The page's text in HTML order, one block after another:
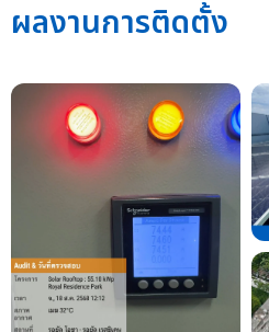
ผลงานการติดตั้ง